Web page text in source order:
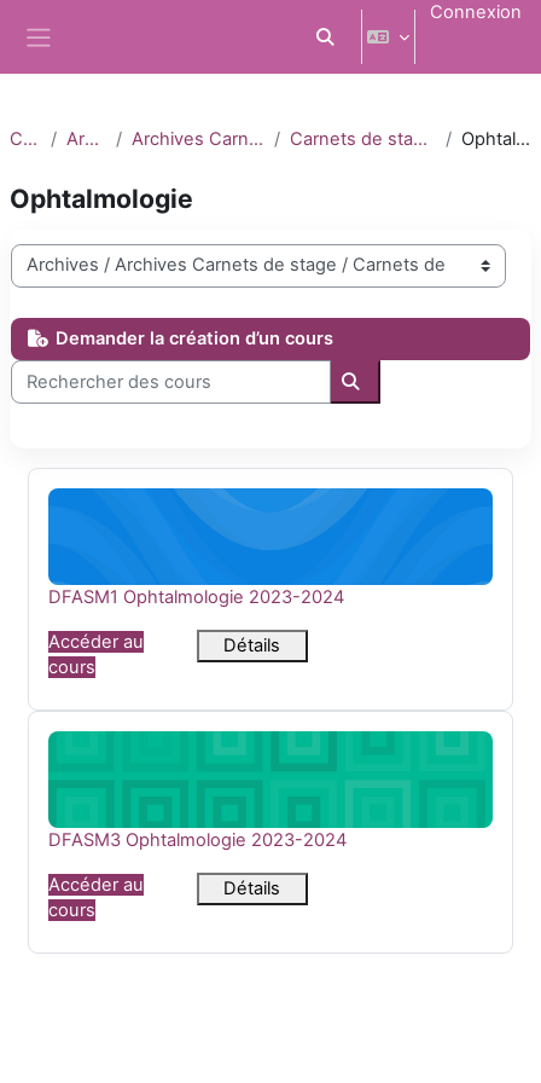
Activer/désactiver la
Connexion
Cours Archives Archives Carnets de stage Carnets de stage 2023-2024 Ophtalmologie
Ophtalmologie
Catégories de cours
Demander la création d’un cours
Rechercher des cours
Rechercher des cours
DFASM1 Ophtalmologie 2023-2024
Nom du cours
DFASM1 Ophtalmologie 2023-2024
Accéder au
cours
Détails
DFASM3 Ophtalmologie 2023-2024
Nom du cours
DFASM3 Ophtalmologie 2023-2024
Accéder au
cours
Détails